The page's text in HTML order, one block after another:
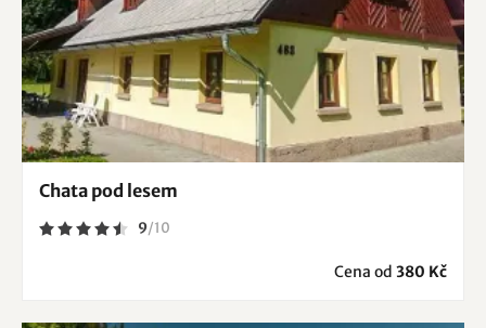
Chata pod lesem
9/10
Cena od 380 Kč